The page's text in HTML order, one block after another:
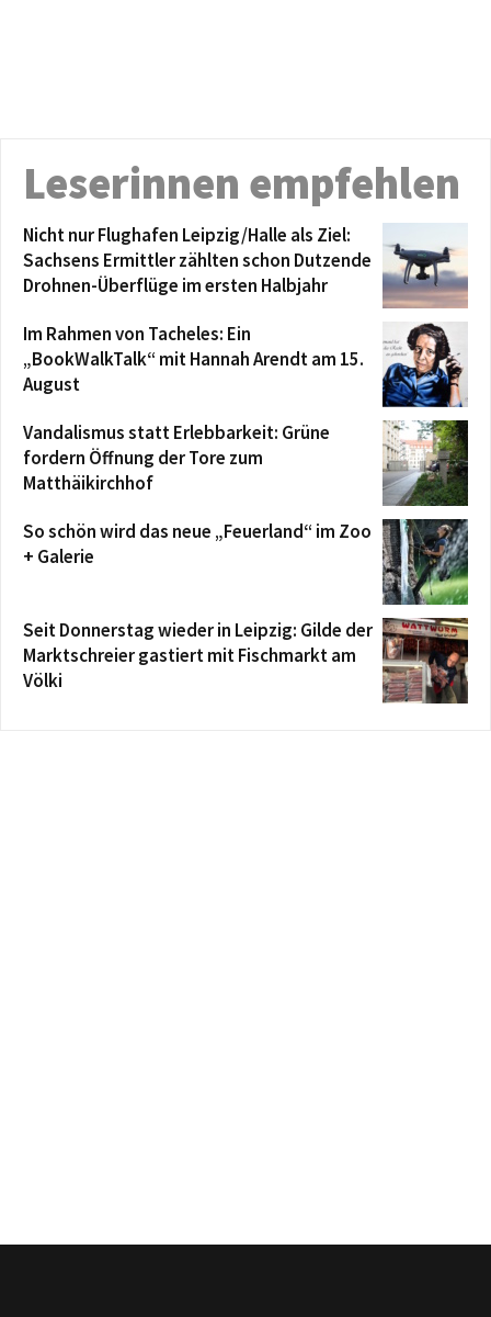
Leserinnen empfehlen
Nicht nur Flughafen Leipzig/Halle als Ziel:
Sachsens Ermittler zählten schon Dutzende
Drohnen-Überflüge im ersten Halbjahr
Im Rahmen von Tacheles: Ein
„BookWalkTalk“ mit Hannah Arendt am 15.
August
Vandalismus statt Erlebbarkeit: Grüne
fordern Öffnung der Tore zum
Matthäikirchhof
So schön wird das neue „Feuerland“ im Zoo
+ Galerie
Seit Donnerstag wieder in Leipzig: Gilde der
Marktschreier gastiert mit Fischmarkt am
Völki